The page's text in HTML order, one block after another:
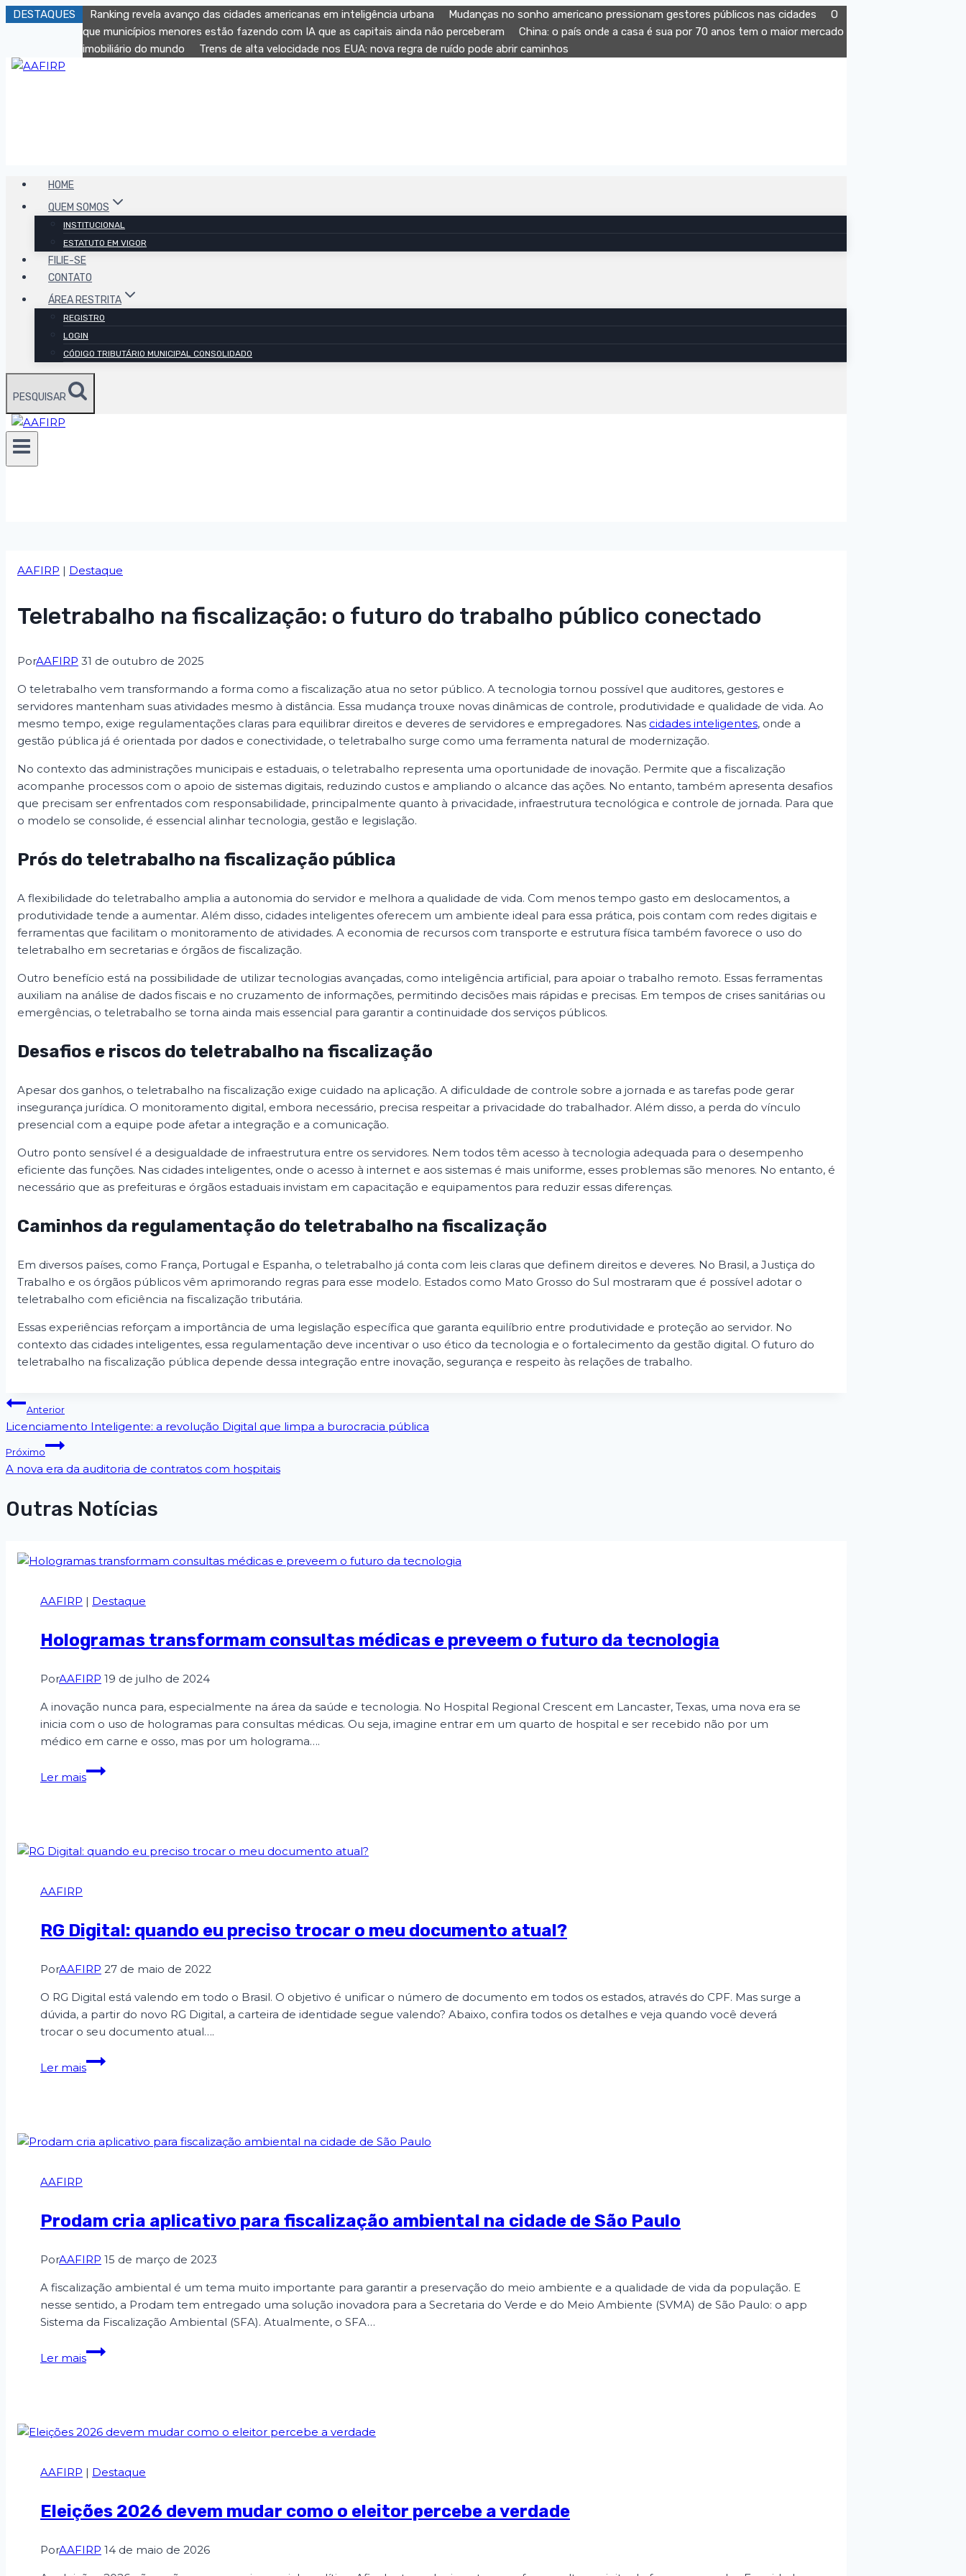
DESTAQUES Ranking revela avanço das cidades americanas em inteligência urbana Mudanças no sonho americano pressionam gestores públicos nas cidades
O
que municípios menores estão fazendo com IA que as capitais ainda não perceberam
China: o país onde a casa é sua por 70 anos tem o maior mercado
imobiliário do mundo
Trens de alta velocidade nos EUA: nova regra de ruído pode abrir caminhos
HOME
QUEM SOMOS
INSTITUCIONAL
ESTATUTO EM VIGOR
FILIE-SE
CONTATO
ÁREA RESTRITA
REGISTRO
LOGIN
CÓDIGO TRIBUTÁRIO MUNICIPAL CONSOLIDADO
PESQUISAR
AAFIRP | Destaque
Teletrabalho na fiscalização: o futuro do trabalho público conectado
PorAAFIRP 31 de outubro de 2025
O teletrabalho vem transformando a forma como a fiscalização atua no setor público. A tecnologia tornou possível que auditores, gestores e
servidores mantenham suas atividades mesmo à distância. Essa mudança trouxe novas dinâmicas de controle, produtividade e qualidade de vida. Ao
mesmo tempo, exige regulamentações claras para equilibrar direitos e deveres de servidores e empregadores. Nas cidades inteligentes, onde a
gestão pública já é orientada por dados e conectividade, o teletrabalho surge como uma ferramenta natural de modernização.
No contexto das administrações municipais e estaduais, o teletrabalho representa uma oportunidade de inovação. Permite que a fiscalização
acompanhe processos com o apoio de sistemas digitais, reduzindo custos e ampliando o alcance das ações. No entanto, também apresenta desafios
que precisam ser enfrentados com responsabilidade, principalmente quanto à privacidade, infraestrutura tecnológica e controle de jornada. Para que
o modelo se consolide, é essencial alinhar tecnologia, gestão e legislação.
Prós do teletrabalho na fiscalização pública
A flexibilidade do teletrabalho amplia a autonomia do servidor e melhora a qualidade de vida. Com menos tempo gasto em deslocamentos, a
produtividade tende a aumentar. Além disso, cidades inteligentes oferecem um ambiente ideal para essa prática, pois contam com redes digitais e
ferramentas que facilitam o monitoramento de atividades. A economia de recursos com transporte e estrutura física também favorece o uso do
teletrabalho em secretarias e órgãos de fiscalização.
Outro benefício está na possibilidade de utilizar tecnologias avançadas, como inteligência artificial, para apoiar o trabalho remoto. Essas ferramentas
auxiliam na análise de dados fiscais e no cruzamento de informações, permitindo decisões mais rápidas e precisas. Em tempos de crises sanitárias ou
emergências, o teletrabalho se torna ainda mais essencial para garantir a continuidade dos serviços públicos.
Desafios e riscos do teletrabalho na fiscalização
Apesar dos ganhos, o teletrabalho na fiscalização exige cuidado na aplicação. A dificuldade de controle sobre a jornada e as tarefas pode gerar
insegurança jurídica. O monitoramento digital, embora necessário, precisa respeitar a privacidade do trabalhador. Além disso, a perda do vínculo
presencial com a equipe pode afetar a integração e a comunicação.
Outro ponto sensível é a desigualdade de infraestrutura entre os servidores. Nem todos têm acesso à tecnologia adequada para o desempenho
eficiente das funções. Nas cidades inteligentes, onde o acesso à internet e aos sistemas é mais uniforme, esses problemas são menores. No entanto, é
necessário que as prefeituras e órgãos estaduais invistam em capacitação e equipamentos para reduzir essas diferenças.
Caminhos da regulamentação do teletrabalho na fiscalização
Em diversos países, como França, Portugal e Espanha, o teletrabalho já conta com leis claras que definem direitos e deveres. No Brasil, a Justiça do
Trabalho e os órgãos públicos vêm aprimorando regras para esse modelo. Estados como Mato Grosso do Sul mostraram que é possível adotar o
teletrabalho com eficiência na fiscalização tributária.
Essas experiências reforçam a importância de uma legislação específica que garanta equilíbrio entre produtividade e proteção ao servidor. No
contexto das cidades inteligentes, essa regulamentação deve incentivar o uso ético da tecnologia e o fortalecimento da gestão digital. O futuro do
teletrabalho na fiscalização pública depende dessa integração entre inovação, segurança e respeito às relações de trabalho.
Anterior
Licenciamento Inteligente: a revolução Digital que limpa a burocracia pública
Próximo
A nova era da auditoria de contratos com hospitais
Outras Notícias
AAFIRP | Destaque
Hologramas transformam consultas médicas e preveem o futuro da tecnologia
PorAAFIRP 19 de julho de 2024
A inovação nunca para, especialmente na área da saúde e tecnologia. No Hospital Regional Crescent em Lancaster, Texas, uma nova era se
inicia com o uso de hologramas para consultas médicas. Ou seja, imagine entrar em um quarto de hospital e ser recebido não por um
médico em carne e osso, mas por um holograma….
Ler mais
AAFIRP
RG Digital: quando eu preciso trocar o meu documento atual?
PorAAFIRP 27 de maio de 2022
O RG Digital está valendo em todo o Brasil. O objetivo é unificar o número de documento em todos os estados, através do CPF. Mas surge a
dúvida, a partir do novo RG Digital, a carteira de identidade segue valendo? Abaixo, confira todos os detalhes e veja quando você deverá
trocar o seu documento atual….
Ler mais
AAFIRP
Prodam cria aplicativo para fiscalização ambiental na cidade de São Paulo
PorAAFIRP 15 de março de 2023
A fiscalização ambiental é um tema muito importante para garantir a preservação do meio ambiente e a qualidade de vida da população. E
nesse sentido, a Prodam tem entregado uma solução inovadora para a Secretaria do Verde e do Meio Ambiente (SVMA) de São Paulo: o app
Sistema da Fiscalização Ambiental (SFA). Atualmente, o SFA…
Ler mais
AAFIRP | Destaque
Eleições 2026 devem mudar como o eleitor percebe a verdade
PorAAFIRP 14 de maio de 2026